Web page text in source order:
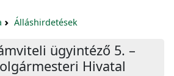
Álláshirdetések
ügyintéző 5. –
Hivatal